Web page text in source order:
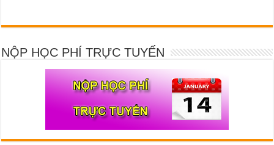
NỘP HỌC PHÍ TRỰC TUYẾN